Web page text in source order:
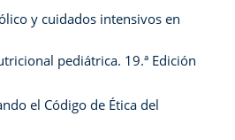
y cuidados intensivos en
pediátrica. 19.ª Edición
el Código de Ética del